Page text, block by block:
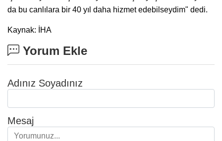
da bu canlılara bir 40 yıl daha hizmet edebilseydim" dedi.
Kaynak: İHA
Yorum Ekle
Adınız Soyadınız
Mesaj